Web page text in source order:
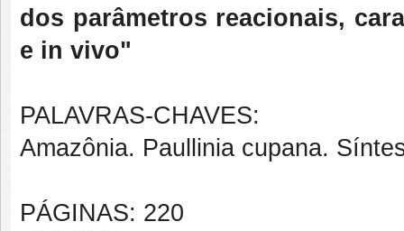
dos parâmetros reacionais,
e in vivo"
PALAVRAS-CHAVES:
Amazônia. Paullinia cupana.
PÁGINAS: 220